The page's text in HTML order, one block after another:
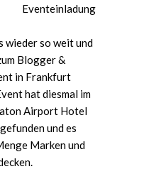
Eventeinladung
wieder so weit und
Blogger &
in Frankfurt
hat diesmal im
Airport Hotel
und es
Marken und